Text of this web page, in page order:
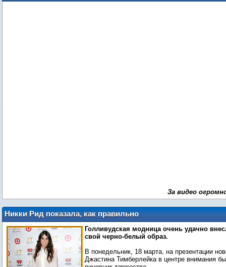
За видео
Никки Рид показала, как правильно
носить яркие аксессуары
Голливудская модница очень удачно
свой черно-белый образ.
В понедельник, 18 марта, на презентации
Джастина Тимберлейка в центре внимания